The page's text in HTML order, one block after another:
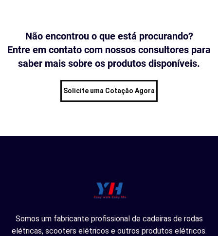
Não encontrou o que está procurando?
Entre em contato com nossos consultores para
saber mais sobre os produtos disponíveis.
Solicite uma Cotação Agora
Somos um fabricante profissional de cadeiras de rodas
elétricas, scooters elétricos e outros produtos elétricos.